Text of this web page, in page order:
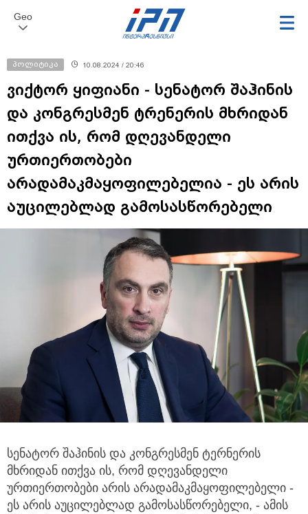
Geo
პოლიტიკა 10.08.2024 / 20:46
ვიქტორ ყიფიანი - სენატორ შაჰინის
და კონგრესმენ ტრენერის მხრიდან
ითქვა ის, რომ დღევანდელი
ურთიერთობები
არადამაკმაყოფილებელია - ეს არის
აუცილებლად გამოსასწორებელი
სენატორ შაჰინის და კონგრესმენ ტერნერის
მხრიდან ითქვა ის, რომ დღევანდელი
ურთიერთობები არის არადამაკმაყოფილებელი -
ეს არის აუცილებლად გამოსასწორებელი, - ამის